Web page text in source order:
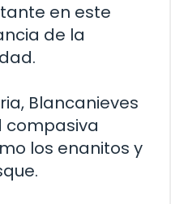
en este
de la
Blancanieves
compasiva
los enanitos y